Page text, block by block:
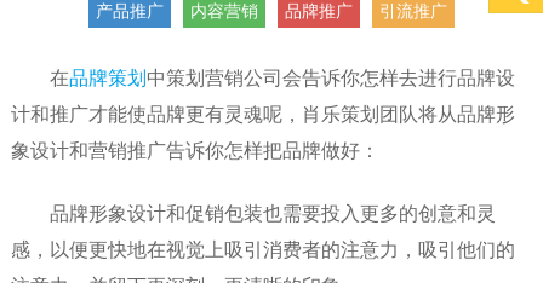
产品推广
内容营销 品牌推广 引流推广
在品牌策划 中策划营销公司会告诉你怎样去进行品牌设
计和推广才能使品牌更有灵魂呢，肖乐策划团队将从品牌形
象设计和营销推广告诉你怎样把品牌做好：
品牌形象设计和促销包装也需要投入更多的创意和灵
感，以便更快地在视觉上吸引消费者的注意力，吸引他们的